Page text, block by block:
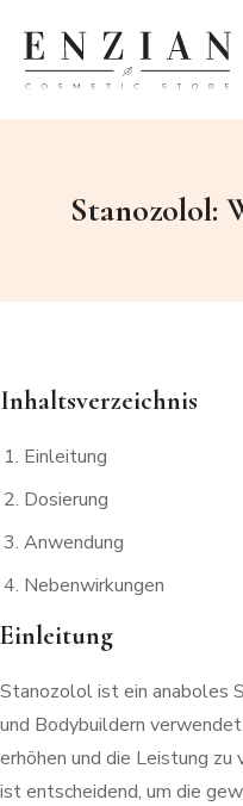
Stanozolol:
Inhaltsverzeichnis
Einleitung
Dosierung
Anwendung
Nebenwirkungen
Einleitung
Stanozolol ist ein anaboles
und Bodybuildern
erhöhen und die Leistung zu
ist entscheidend, um die